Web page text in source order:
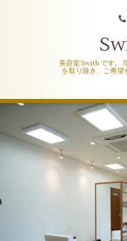
美容室 Swith です。
を取り除き、ご希